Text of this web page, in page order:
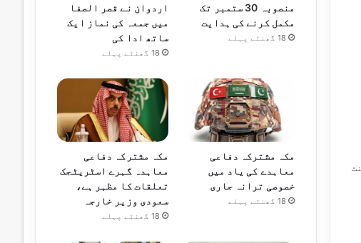
منصوبہ 30 ستمبر تک
مکمل کرنے کی ہدایت
18 گھنٹے پہلے
اردوان نے قصر الصفا
میں جمعہ کی نماز ایک
ساتھ ادا کی
18 گھنٹے پہلے
مکہ مشترکہ دفاعی
معاہدے کی یاد میں
خصوصی ترانہ جاری
18 گھنٹے پہلے
مکہ مشترکہ دفاعی
معاہدہ گہرے اسٹریٹجک
تعلقات کا مظہر ہے،
سعودی وزیر خارجہ
18 گھنٹے پہلے